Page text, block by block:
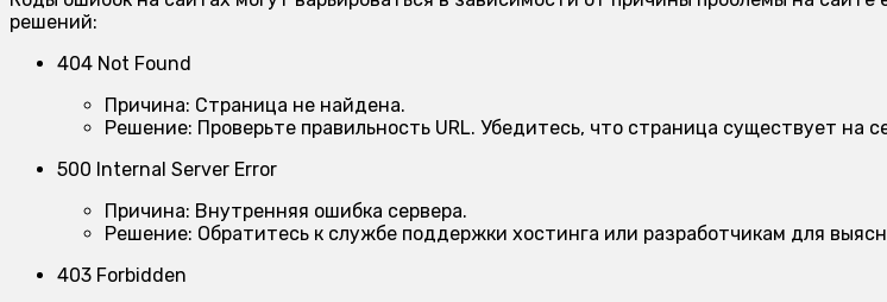
решений:
404 Not Found
Причина: Страница не найдена.
Решение: Проверьте правильность URL. Убедитесь, что страница существует на
500 Internal Server Error
Причина: Внутренняя ошибка сервера.
Решение: Обратитесь к службе поддержки хостинга или разработчикам для
403 Forbidden